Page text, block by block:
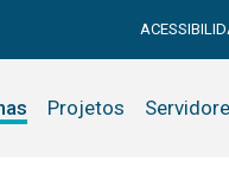
Projetos